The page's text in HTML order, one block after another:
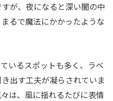
が、夜になると深い闇の中
るで魔法にかかったような
いるスポットも多く、ラベ
出す工夫が凝らされていま
は、風に揺れるたびに表情